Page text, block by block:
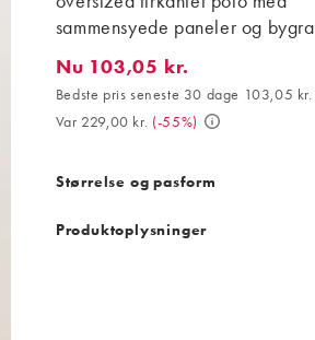
sammensyede paneler og
Nu 103,05 kr.. Bedste pris
Nu 103,05 kr.
Bedste pris seneste 30 dage 103,05 kr.
Var 229,00 kr. (-55%)
Størrelse og pasform
Produktoplysninger